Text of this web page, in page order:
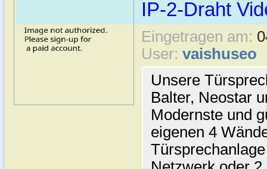
IP-2-Draht
Eingetragen am:
User: vaishuseo
Unsere
Balter, Neostar
Modernste und
eigenen 4